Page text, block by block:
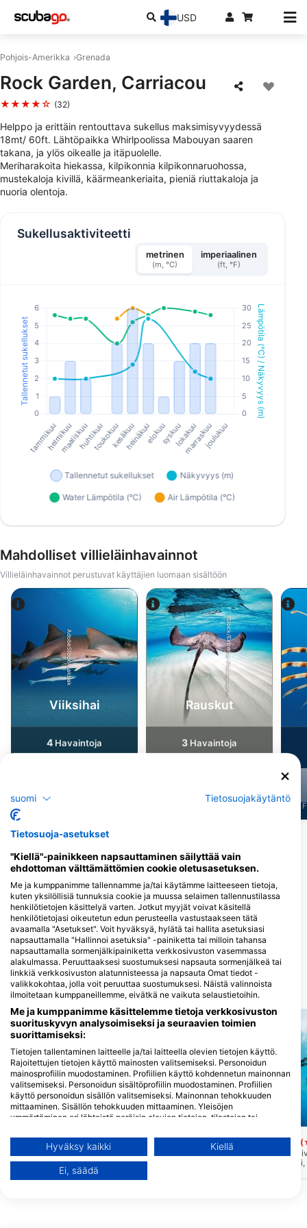
USD
Pohjois-Amerikka Grenada
Rock Garden, Carriacou
★★★★☆ (32)
Helppo ja erittäin rentouttava sukellus maksimisyvyydessä
18mt/ 60ft. Lähtöpaikka Whirlpoolissa Mabouyan saaren
takana, ja ylös oikealle ja itäpuolelle.
Meriharakoita hiekassa, kilpikonnia kilpikonnaruohossa,
mustekaloja kivillä, käärmeankeriaita, pieniä riuttakaloja ja
nuoria olentoja.
Sukellusaktiviteetti
metrinen
(m, °C)
imperiaalinen
(ft, °F)
Mahdolliset villieläinhavainnot
Villieläinhavainnot perustuvat käyttäjien luomaan sisältöön
AdobeStock-hakbak
Viiksihai
4 Havaintoja
iStock/Extreme-Photographer
Rauskut
3 Havaintoja
O F
Sukelluskeskukset, jotka tarjoavat
catering-palveluita tällä
sukelluskohteella
Deefer Diving Carriacou
Main Street, 000000 Carriacou,
Grenada
Lähellä olevat sukelluskohteet
Persia (Wreck)(★4.8)
Pieni rahtialus (100ft / 30 mtr) upposi
toukokuussa 2018 matkalla Grenadaan,
lastina vihanneksia ja makeisia /
välipaloja sekä henkilökohtaisia
King Mitch Wreck
Suuri entinen
muuttunut
metrin syvyydessä.
suomi Tietosuojakäytäntö
Tietosuoja-asetukset
"Kiellä"-painikkeen napsauttaminen säilyttää vain
ehdottoman välttämättömien cookie oletusasetuksen.
Me ja kumppanimme tallennamme ja/tai käytämme laitteeseen tietoja,
kuten yksilöllisiä tunnuksia cookie ja muussa selaimen tallennustilassa
henkilötietojen käsittelyä varten. Jotkut myyjät voivat käsitellä
henkilötietojasi oikeutetun edun perusteella vastustaakseen tätä
avaamalla "Asetukset". Voit hyväksyä, hylätä tai hallita asetuksiasi
napsauttamalla "Hallinnoi asetuksia" -painiketta tai milloin tahansa
napsauttamalla sormenjälkipainiketta verkkosivuston vasemmassa
alakulmassa. Peruuttaaksesi suostumuksesi napsauta sormenjälkeä tai
linkkiä verkkosivuston alatunnisteessa ja napsauta Omat tiedot -
valikkokohtaa, jolla voit peruuttaa suostumuksesi. Näistä valinnoista
ilmoitetaan kumppaneillemme, eivätkä ne vaikuta selaustietoihin.
Me ja kumppanimme käsittelemme tietoja verkkosivuston
suorituskyvyn analysoimiseksi ja seuraavien toimien
suorittamiseksi:
Tietojen tallentaminen laitteelle ja/tai laitteella olevien tietojen käyttö.
Rajoitettujen tietojen käyttö mainosten valitsemiseksi. Personoidun
mainosprofiilin muodostaminen. Profiilien käyttö kohdennetun mainonnan
valitsemiseksi. Personoidun sisältöprofiilin muodostaminen. Profiilien
käyttö personoidun sisällön valitsemiseksi. Mainonnan tehokkuuden
mittaaminen. Sisällön tehokkuuden mittaaminen. Yleisöjen
ymmärtäminen eri lähteistä peräisin olevien tietojen, tilastojen tai
Rajoitettujen tietojen käyttö sisällön valitsemiseen.
Lisätietoja Googlen tavasta käyttää tietoja löydät täältä:
https://business.safety.google/privacy/
Tietoja voidaan jakaa Euroopan unionin ulkopuolelle ja lähettää
Hyväksy kaikki Kiellä
Ei, säädä